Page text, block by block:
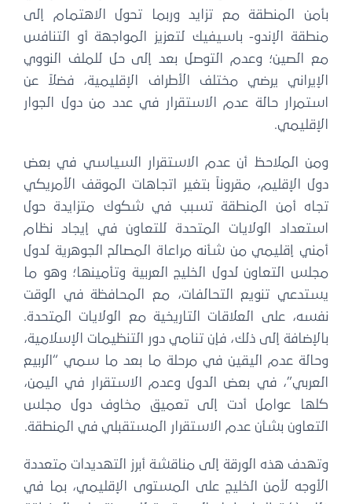
المنطقة مع تزايد وربما تحول الاهتمام إلى
الإندو- باسيفيك لتعزيز المواجهة أو التنافس
الصين؛ وعدم التوصل بعد إلى حل للملف النووي
يرضي مختلف الأطراف الإقليمية، فضلاً عن
حالة عدم الاستقرار في عدد من دول الجوار
الملاحظ أن عدم الاستقرار السياسي في بعض
الإقليم، مقروناً بتغير اتجاهات الموقف الأمريكي
أمن المنطقة تسبب في شكوك متزايدة حول
الولايات المتحدة للتعاون في إيجاد نظام
إقليمي من شأنه مراعاة المصالح الجوهرية لدول
التعاون لدول الخليج العربية وتأمينها؛ وهو ما
تنويع التحالفات، مع المحافظة في الوقت
على العلاقات التاريخية مع الولايات المتحدة.
إلى ذلك، فإن تنامي دور التنظيمات الإسلامية،
عدم اليقين في مرحلة ما بعد ما سمي “الربيع
في بعض الدول وعدم الاستقرار في اليمن،
عوامل أدت إلى تعميق مخاوف دول مجلس
بشأن عدم الاستقرار المستقبلي في المنطقة.
هذه الورقة إلى مناقشة أبرز التهديدات متعددة
لأمن الخليج على المستوى الإقليمي، بما في